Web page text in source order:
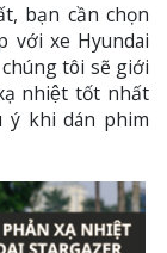
bạn cần chọn
với xe Hyundai
tôi sẽ giới
nhiệt tốt nhất
ý khi dán phim